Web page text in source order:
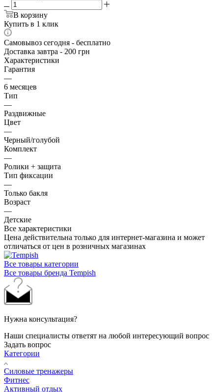
В корзину
Купить в 1 клик
Самовывоз сегодня - бесплатно
Доставка завтра - 200 грн
Характеристики
Гарантия
—
6 месяцев
Тип
—
Раздвижные
Цвет
—
Черный/голубой
Комплект
—
Ролики + защита
Тип фиксации
—
Только бакля
Возраст
—
Детские
Все характеристики
Цена действительна только для интернет-магазина и может
отличаться от цен в розничных магазинах
Все товары категории
Все товары бренда Tempish
Нужна консультация?
Наши специалисты ответят на любой интересующий вопрос
Задать вопрос
Категории
Силовые тренажеры
Фитнес
Активный отдых